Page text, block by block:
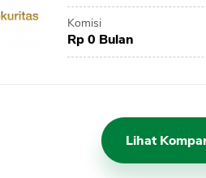
Komisi
Rp 0 Bulan
Lihat